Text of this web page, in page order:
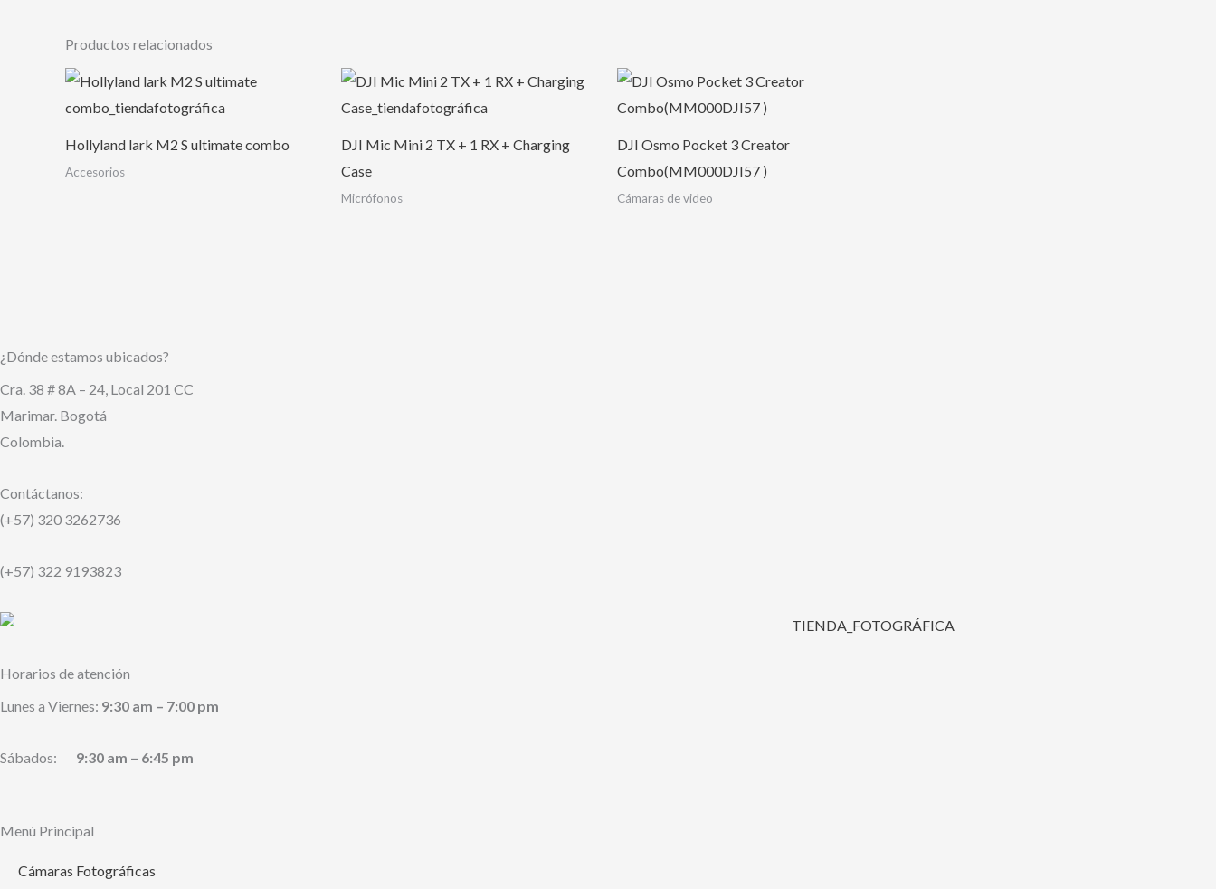
Productos relacionados
Hollyland lark M2 S ultimate combo
Accesorios
DJI Mic Mini 2 TX + 1 RX + Charging
Case
Micrófonos
DJI Osmo Pocket 3 Creator
Combo(MM000DJI57 )
Cámaras de video
¿Dónde estamos ubicados?
Cra. 38 # 8A – 24, Local 201 CC
Marimar. Bogotá
Colombia.
Contáctanos:
(+57) 320 3262736
(+57) 322 9193823
Horarios de atención
Lunes a Viernes: 9:30 am – 7:00 pm
Sábados: 9:30 am – 6:45 pm
Menú Principal
Cámaras Fotográficas